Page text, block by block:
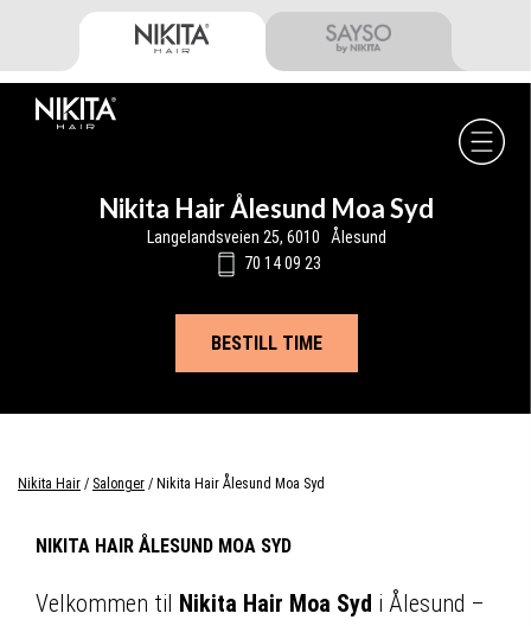
primary
navigation
main
content
footer
Nikita Hair Ålesund Moa Syd
Langelandsveien 25, 6010 Ålesund
70 14 09 23
BESTILL TIME
Nikita Hair / Salonger / Nikita Hair Ålesund Moa Syd
NIKITA HAIR ÅLESUND MOA SYD
Velkommen til Nikita Hair Moa Syd i Ålesund –